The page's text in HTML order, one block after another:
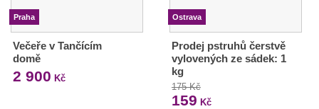
Praha
Večeře v Tančícím
domě
2 900 Kč
Ostrava
Prodej pstruhů čerstvě
vylovených ze sádek: 1
kg
175 Kč
159 Kč